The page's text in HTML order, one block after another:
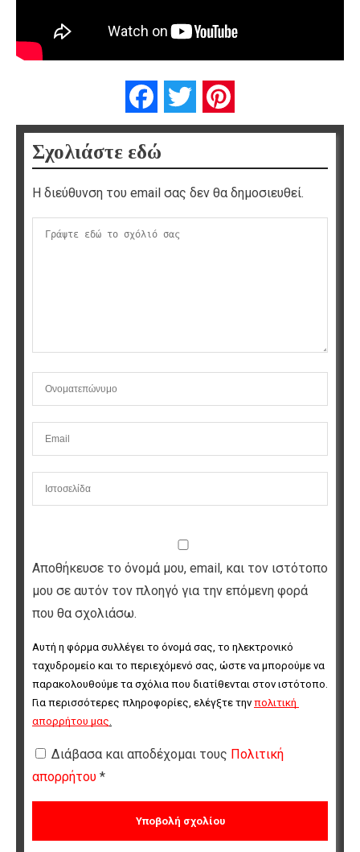
FacebookTwitter
Σχολιάστε εδώ
Η διεύθυνση του email σας δεν θα δημοσιευθεί.
Αποθήκευσε το όνομά μου, email, και τον ιστότοπο
μου σε αυτόν τον πλοηγό για την επόμενη φορά
που θα σχολιάσω.
Αυτή η φόρμα συλλέγει το όνομά σας, το ηλεκτρονικό
ταχυδρομείο και το περιεχόμενό σας, ώστε να μπορούμε να
παρακολουθούμε τα σχόλια που διατίθενται στον ιστότοπο.
Για περισσότερες πληροφορίες, ελέγξτε την πολιτική
απορρήτου μας
Διάβασα και αποδέχομαι τους Πολιτική
απορρήτου *